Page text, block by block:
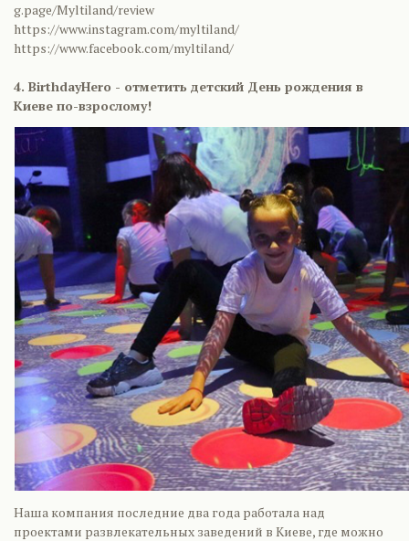
g.page/Myltiland/review
https://www.instagram.com/myltiland/
https://www.facebook.com/myltiland/
4. BirthdayHero - отметить детский День рождения в
Киеве по-взрослому!
Наша компания последние два года работала над
проектами развлекательных заведений в Киеве, где можно